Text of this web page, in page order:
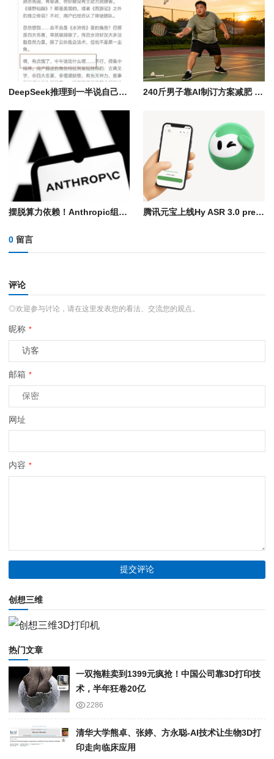
DeepSeek推理到一半说自己饿了 暴露摸鱼日常 240斤男子靠AI制订方案减肥 45天狂瘦40斤险丧命！
摆脱算力依赖！Anthropic组建自研芯片团队 专为Claude打造AI芯片 腾讯元宝上线Hy ASR 3.0 preview语音识别模型：各种方言、复杂环境都能听清
0 留言
评论
◎欢迎参与讨论，请在这里发表您的看法、交流您的观点。
昵称 *
邮箱 *
网址
内容 *
创想三维
热门文章
一双拖鞋卖到1399元疯抢！中国公司靠3D打印技
术，半年狂卷20亿
2286
清华大学熊卓、张婷、方永聪-AI技术让生物3D打
印走向临床应用